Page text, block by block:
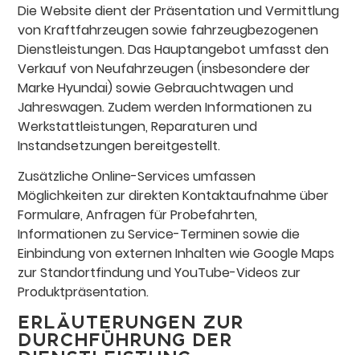
Die Website dient der Präsentation und Vermittlung
von Kraftfahrzeugen sowie fahrzeugbezogenen
Dienstleistungen. Das Hauptangebot umfasst den
Verkauf von Neufahrzeugen (insbesondere der
Marke Hyundai) sowie Gebrauchtwagen und
Jahreswagen. Zudem werden Informationen zu
Werkstattleistungen, Reparaturen und
Instandsetzungen bereitgestellt.
Zusätzliche Online-Services umfassen
Möglichkeiten zur direkten Kontaktaufnahme über
Formulare, Anfragen für Probefahrten,
Informationen zu Service-Terminen sowie die
Einbindung von externen Inhalten wie Google Maps
zur Standortfindung und YouTube-Videos zur
Produktpräsentation.
Erläuterungen zur
Durchführung der